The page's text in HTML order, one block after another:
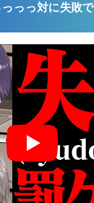
っっっ対に失敗